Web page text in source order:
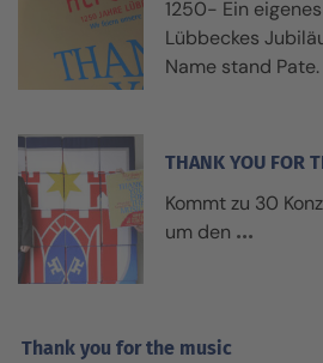
1250- Ein
Lübbeckes
Name stand Pate.
THANK YOU FOR
Kommt zu 30
um den
Thank you for the music